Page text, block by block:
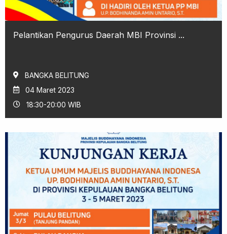
Pelantikan Pengurus Daerah MBI Provinsi ...
BANGKA BELITUNG
04 Maret 2023
18:30-20:00 WIB